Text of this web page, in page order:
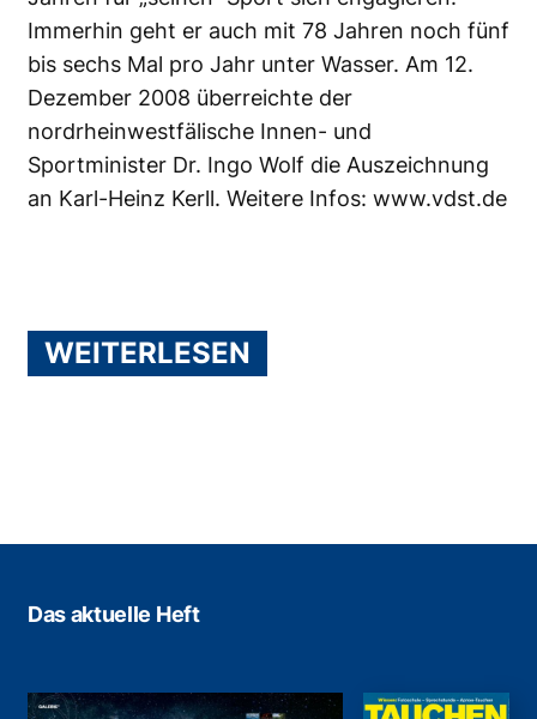
Immerhin geht er auch mit 78 Jahren noch fünf
bis sechs Mal pro Jahr unter Wasser. Am 12.
Dezember 2008 überreichte der
nordrheinwestfälische Innen- und
Sportminister Dr. Ingo Wolf die Auszeichnung
an Karl-Heinz Kerll. Weitere Infos: www.vdst.de
WEITERLESEN
Das aktuelle Heft